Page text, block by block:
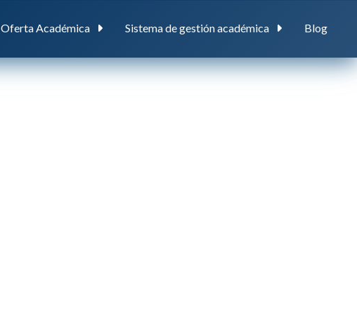
Oferta Académica Sistema de gestión académica Blog